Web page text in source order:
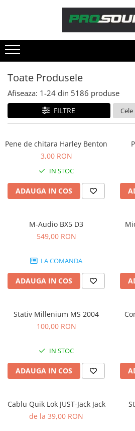
Sonorizare / PA
Adaptoare phantom
Adresare publica 100V
Amplificatoare Audio
Boxe Audio
Mixere audio
Monitorizare In-Ear
Pickup-uri, platane & accesorii
Playere si Recordere
Procesoare si efecte
Stabilizatoare de tensiune UPS si
Power Conditioner
Microfoane
Accesorii de microfoane
Microfoane de broadcast
Microfoane de instrumente
Microfoane de studio
Microfoane de Suprafata
Microfoane lavaliera si headset
Microfoane podcast, USB, iOS /
Toate Produsele
Afiseaza: 1-24 din 5186 produse
FILTRE
Pene de chitara Harley Benton
3,00 RON
IN STOC
ADAUGA IN COS
M-Audio BX5 D3
549,00 RON
LA COMANDA
ADAUGA IN COS
Stativ Millenium MS 2004
100,00 RON
IN STOC
ADAUGA IN COS
Cablu Quik Lok JUST-Jack Jack
de la 39,00 RON